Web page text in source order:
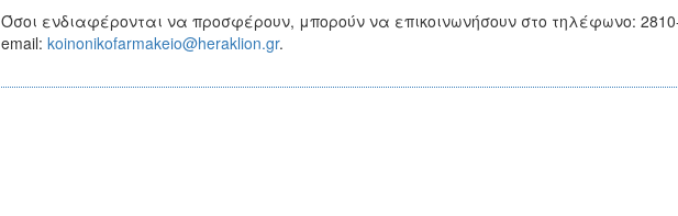
Όσοι ενδιαφέρονται να προσφέρουν, μπορούν να επικοινωνήσουν στο τηλέφωνο:
email: koinonikofarmakeio@heraklion.gr.